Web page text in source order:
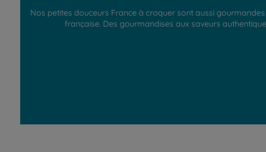
Nos petites douceurs France à croquer sont aussi
française. Des gourmandises aux saveurs